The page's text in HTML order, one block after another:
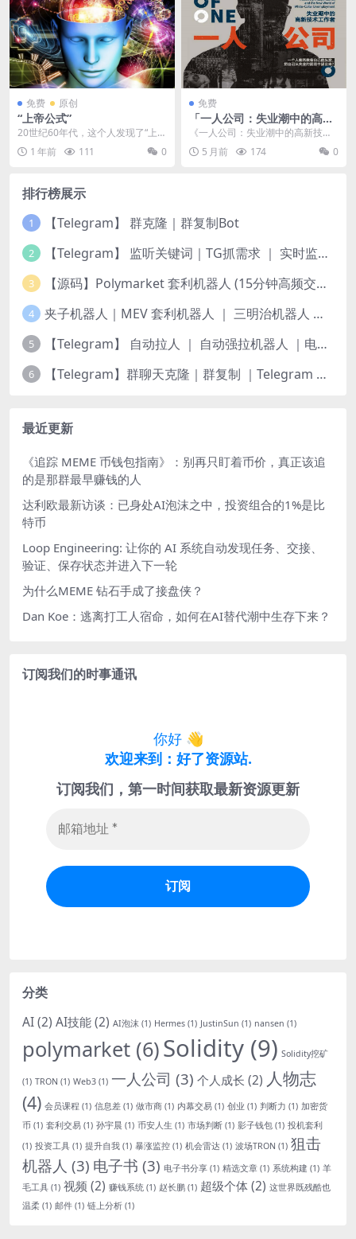
免费 原创
“上帝公式”
20世纪60年代，这个人发现了“上帝
公式”，证明了： • 过去是“可变的” •
... 1 年前 111 0
免费
「一人公司：失业潮中的高新
技术工作者」
《一人公司：失业潮中的高新技术
工作者》 是美国人类学家卡丽·莱恩
（Carrie ...
5 月前 174 0
排行榜展示
1 【Telegram】 群克隆｜群复制Bot
2 【Telegram】 监听关键词｜TG抓需求 ｜ 实时监测频道
3 【源码】Polymarket 套利机器人 (15分钟高频交易) — 稳定运行版｜更新5种策略
4 夹子机器人｜MEV 套利机器人 ｜ 三明治机器人 ｜ 抢跑机器人 ｜ 绿色安全版源码 ｜ 多语言版本 Python 、JS、Rust | 多链
5 【Telegram】 自动拉人 ｜ 自动强拉机器人 ｜电报群拉人Bot🤖️
6 【Telegram】群聊天克隆｜群复制 ｜Telegram 历史记录转发
最近更新
《追踪 MEME 币钱包指南》：别再只盯着币价，真正该追
的是那群最早赚钱的人
达利欧最新访谈：已身处AI泡沫之中，投资组合的1%是比
特币
Loop Engineering: 让你的 AI 系统自动发现任务、交接、
验证、保存状态并进入下一轮
为什么MEME 钻石手成了接盘侠？
Dan Koe：逃离打工人宿命，如何在AI替代潮中生存下来？
订阅我们的时事通讯
你好👋
欢迎来到：好了资源站.
订阅我们，第一时间获取最新资源更新
分类
AI(2) AI技能(2) AI泡沫 (1) Hermes (1) JustinSun (1) nansen (1)
polymarket (6)Solidity (9) Solidity挖矿
(1) TRON (1) Web3 (1) 一人公司 (3) 个人成长 (2) 人物志
(4) 会员课程 (1) 信息差 (1) 做市商 (1) 内幕交易 (1) 创业 (1) 判断力 (1) 加密货
币 (1) 套利交易 (1) 孙宇晨 (1) 币安人生 (1) 市场判断 (1) 影子钱包 (1) 投机套利
(1) 投资工具 (1) 提升自我 (1) 暴涨监控 (1) 机会雷达 (1) 波场TRON (1) 狙击
机器人 (3) 电子书 (3) 电子书分享 (1) 精选文章 (1) 系统构建 (1) 羊
毛工具 (1) 视频 (2) 赚钱系统 (1) 赵长鹏 (1) 超级个体(2) 这世界既残酷也
温柔 (1) 邮件 (1) 链上分析 (1)